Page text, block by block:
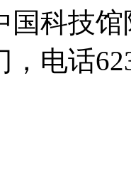
国科技
电话